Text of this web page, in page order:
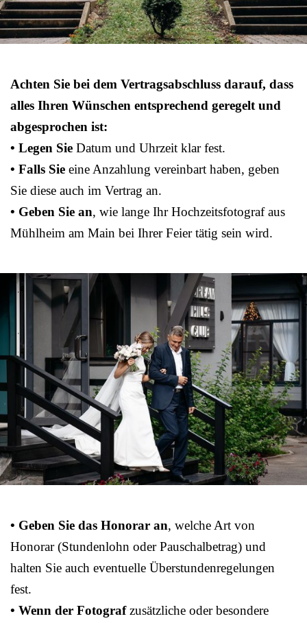
Achten Sie bei dem Vertragsabschluss darauf, dass
alles Ihren Wünschen entsprechend geregelt und
abgesprochen ist:
• Legen Sie Datum und Uhrzeit klar fest.
• Falls Sie eine Anzahlung vereinbart haben, geben
Sie diese auch im Vertrag an.
• Geben Sie an, wie lange Ihr Hochzeitsfotograf aus
Mühlheim am Main bei Ihrer Feier tätig sein wird.
• Geben Sie das Honorar an, welche Art von
Honorar (Stundenlohn oder Pauschalbetrag) und
halten Sie auch eventuelle Überstundenregelungen
fest.
• Wenn der Fotografzusätzliche oder besondere